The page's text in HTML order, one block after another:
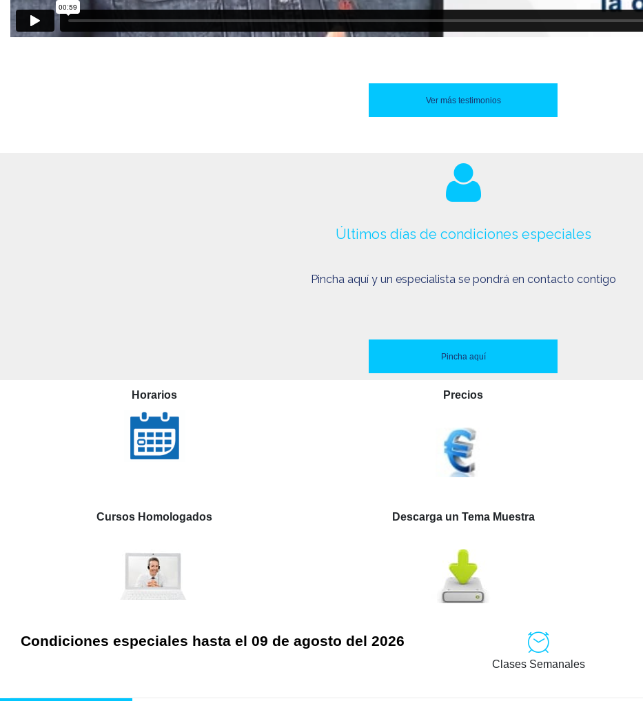
Ver más testimonios
Últimos días de condiciones especiales
Pincha aquí y un especialista se pondrá en contacto contigo
Pincha aquí
Horarios Precios
Cursos Homologados Descarga un Tema Muestra
Condiciones especiales hasta el 09 de agosto del 2026
Clases Semanales